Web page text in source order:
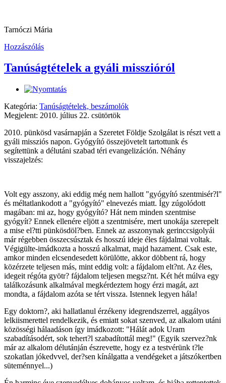
Tarnóczi Mária
Hozzászólás
Tanúságtételek a gyáli misszióról
Kategória: Tanúságtételek, beszámolók
Megjelent: 2010. július 22. csütörtök
2010. pünkösd vasárnapján a Szeretet Földje Szolgálat is részt vett a
gyáli missziós napon. Gyógyító összejövetelt tartottunk és
segítettünk a délutáni szabad téri evangelizáción. Néhány
visszajelzés:
Volt egy asszony, aki eddig még nem hallott "gyógyító szentmisér?l"
és méltatlankodott a "gyógyító" elnevezés miatt. Így zúgolódott
magában: mi az, hogy gyógyító? Hát nem minden szentmise
gyógyít? Ennek ellenére eljött a szentmisére, mert unokája szerepelt
a mise el?tti pünkösdöl?ben. Ennek az asszonynak gerinccsigolyái
már régebben összecsúsztak és hosszú ideje éles fájdalmai voltak.
Végigülte-imádkozta a hosszú alkalmat, majd hazament. Csak este,
amkor minden elcsendesedett körülötte, akkor döbbent rá, hogy
közérzete teljesen más, mint eddig volt: a fájdalom elt?nt. Az éles,
idegeit régóta gyötr? fájdalom teljesen megsz?nt. Két hét múlva egy
találkozásunk alkalmával megkérdeztem hogy érzi magát, azt
mondta, a fájdalom azóta se tért vissza. Istennek legyen hála!
Egy doktorn?, aki hallatlanul érzékeny idegrendszerrel, aggályos
lelkiismerettel rendelkezik, és emiatt sokat szenved, az alkalom utáni
közösségi hálaadáson így imádkozott: "Hálát adok Uram
szabadításodért, sok tehert?l szabadítottál meg!" (Egyik szervez?nk
már az alkalom délutánján észrevette, hogy ez a testvérünk t?le
szokatlan jókedvvel, der?sen kínálgatta a vendégeket a játszókertben
süteménnyel...)